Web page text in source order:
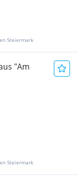
Steiermark
"Am
Steiermark